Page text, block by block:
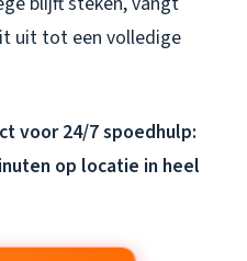
uit tot een volledige
voor 24/7 spoedhulp:
op locatie in heel